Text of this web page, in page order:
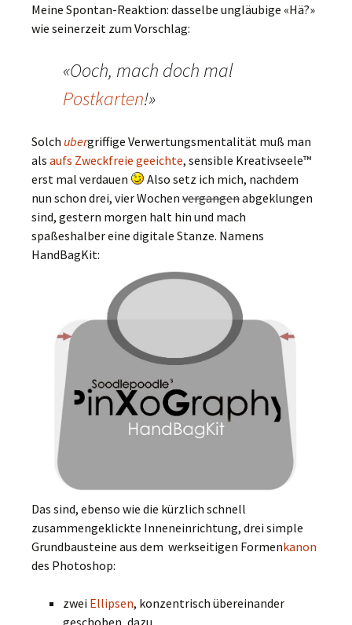
Meine Spontan-Reaktion: dasselbe ungläubige «Hä?»
wie seinerzeit zum Vorschlag:
«Ooch, mach doch mal
Postkarten!»
Solch ubergriffige Verwertungsmentalität muß man
als aufs Zweckfreie geeichte, sensible Kreativseele™
erst mal verdauen
Also setz ich mich, nachdem
nun schon drei, vier Wochen vergangenabgeklungen
sind, gestern morgen halt hin und mach
spaßeshalber eine digitale Stanze. Namens
HandBagKit:
Das sind, ebenso wie die kürzlich schnell
zusammengeklickte Inneneinrichtung, drei simple
Grundbausteine aus dem werkseitigen Formenkanon
des Photoshop:
zwei Ellipsen, konzentrisch übereinander